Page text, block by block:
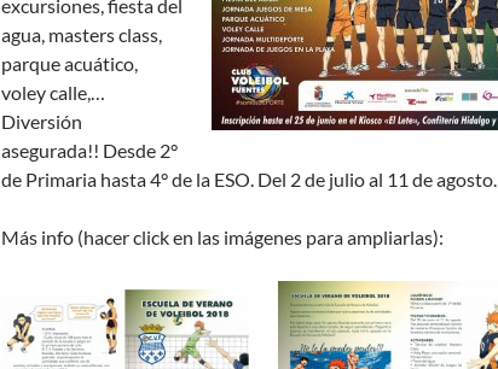
excursiones, fiesta del
agua, masters class,
parque acuático,
voley calle,…
Diversión
asegurada!! Desde 2°
de Primaria hasta 4° de la ESO. Del 2 de julio al 11 de agosto.
Más info (hacer click en las imágenes para ampliarlas):